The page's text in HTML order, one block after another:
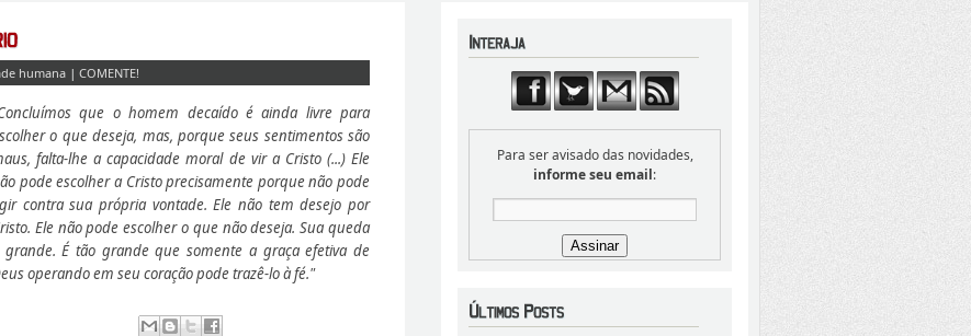
Para ser avisado das novidades,
informe seu email:
humana | COMENTE!
que o homem decaído é ainda livre para
o que deseja, mas, porque seus sentimentos são
falta-lhe a capacidade moral de vir a Cristo (...) Ele
pode escolher a Cristo precisamente porque não pode
contra sua própria vontade. Ele não tem desejo por
Ele não pode escolher o que não deseja. Sua queda
grande. É tão grande que somente a graça efetiva de
operando em seu coração pode trazê-lo à fé."